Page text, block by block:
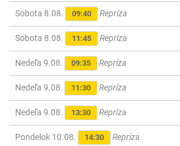
Sobota 8.08. 09:40 Repríza
Sobota 8.08. 11:45 Repríza
Nedeľa 9.08. 09:35 Repríza
Nedeľa 9.08. 11:30 Repríza
Nedeľa 9.08. 13:30 Repríza
Pondelok 10.08. 14:30 Repríza